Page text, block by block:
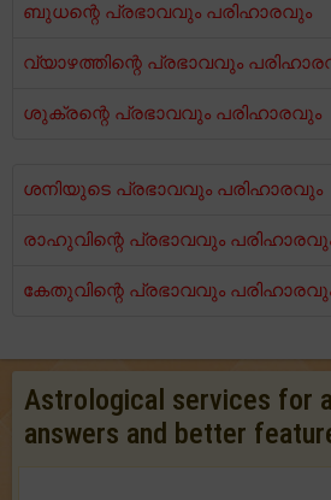
ബുധന്റെ പ്രഭാവവും പരിഹാരവും
വ്യാഴത്തിന്റെ പ്രഭാവവും
ശുക്രന്റെ പ്രഭാവവും പരിഹാരവും
ശനിയുടെ പ്രഭാവവും പരിഹാരവും
രാഹുവിന്റെ പ്രഭാവവും
കേതുവിന്റെ പ്രഭാവവും
Astrological services for
answers and better